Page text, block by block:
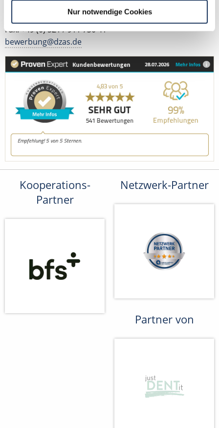
Nur notwendige Cookies
Tel.: +49 (0) 521 / 911 730 42
Fax: +49 (0) 521 / 911 730 41
bewerbung@dzas.de
Kooperations-
Partner
Netzwerk-Partner
Partner von